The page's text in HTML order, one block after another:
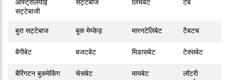
ऑस्ट्रेलियाई
सट्टेबाजी
सट्टेबाज लिंचबेट टैब
बुरा सट्टेबाज बूक मेय्केड़ मारनटेलिबेट टैबटच
बैगीबेट बजटबेट मिडासबेट टेक्सबेट
बैरिंगटन बुकमेकिंग चेसबेट मायबेट
लॉटरी